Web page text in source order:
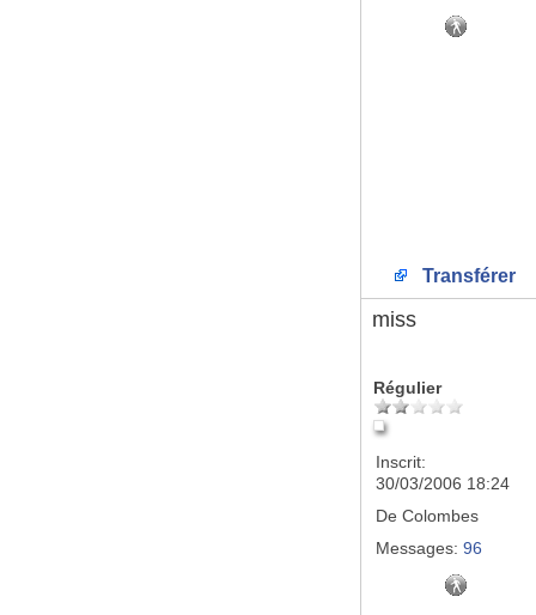
Transférer
miss
Régulier
Inscrit:
30/03/2006 18:24
De Colombes
Messages: 96